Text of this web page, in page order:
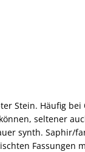
Stein. Häufig bei
seltener
synth. Saphir/
Fassungen